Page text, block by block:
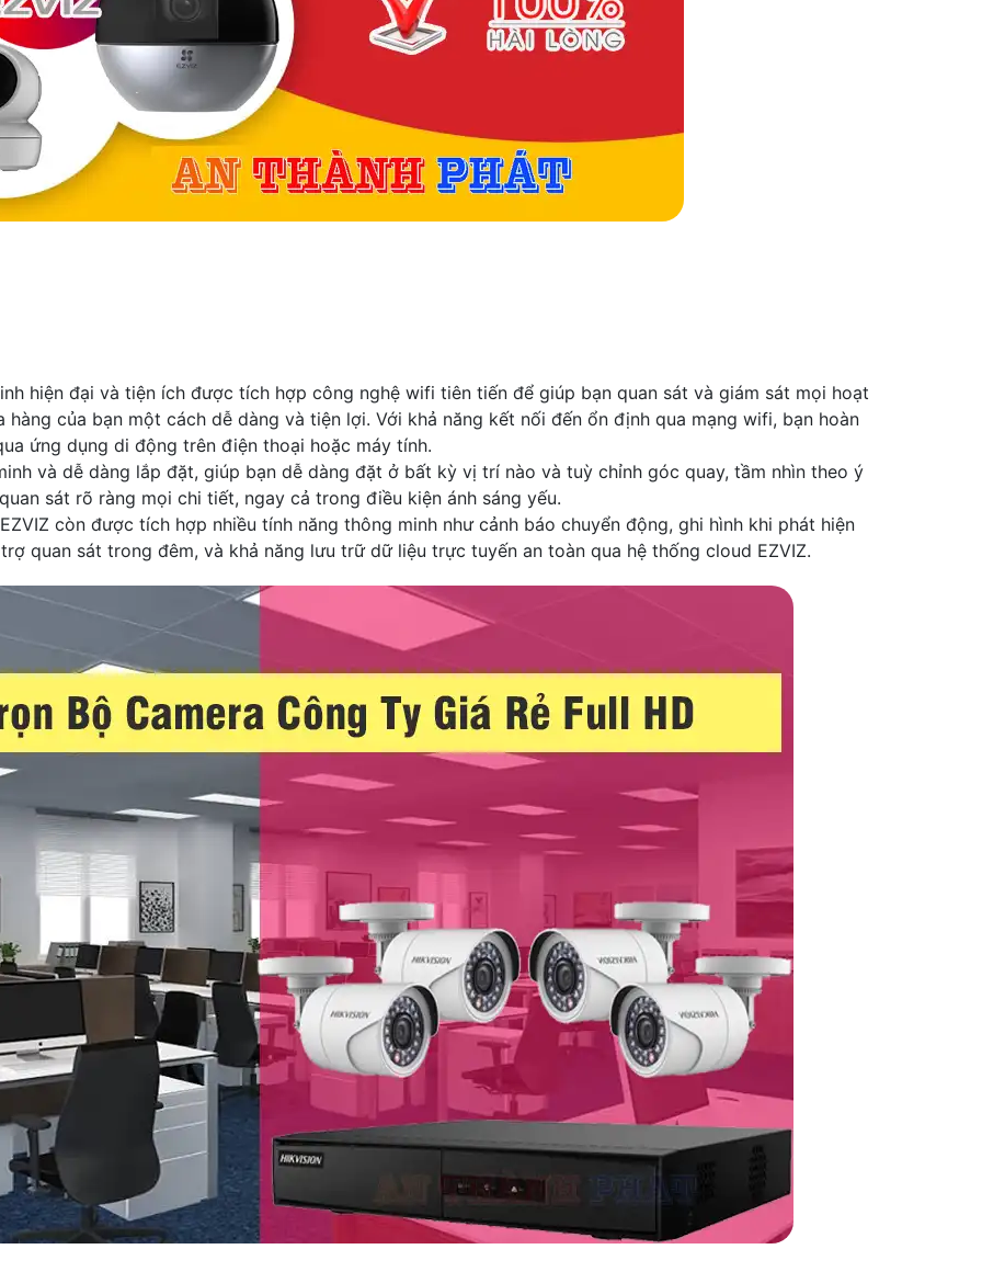
hiện đại và tiện ích được tích hợp công nghệ wifi tiên tiến để giúp bạn quan sát và giám sát mọi hoạt
của bạn một cách dễ dàng và tiện lợi. Với khả năng kết nối đến ổn định qua mạng wifi, bạn hoàn
ứng dụng di động trên điện thoại hoặc máy tính.
và dễ dàng lắp đặt, giúp bạn dễ dàng đặt ở bất kỳ vị trí nào và tuỳ chỉnh góc quay, tầm nhìn theo ý
sát rõ ràng mọi chi tiết, ngay cả trong điều kiện ánh sáng yếu.
còn được tích hợp nhiều tính năng thông minh như cảnh báo chuyển động, ghi hình khi phát hiện
quan sát trong đêm, và khả năng lưu trữ dữ liệu trực tuyến an toàn qua hệ thống cloud EZVIZ.